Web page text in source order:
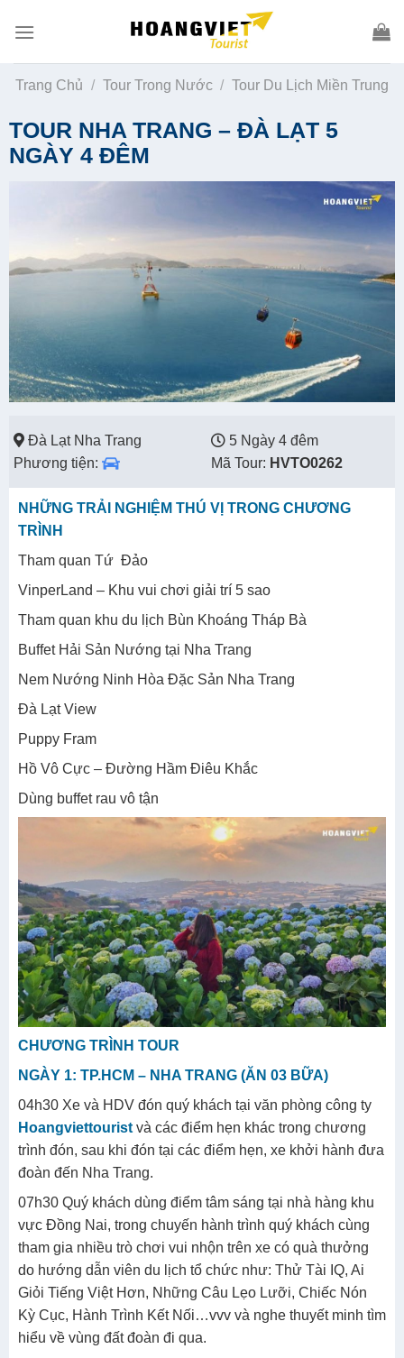
Trang Chủ / Tour Trong Nước / Tour Du Lịch Miền Trung
TOUR NHA TRANG – ĐÀ LẠT 5
NGÀY 4 ĐÊM
Đà Lạt Nha Trang
5 Ngày 4 đêm
Phương tiện:
Mã Tour: HVTO0262
NHỮNG TRẢI NGHIỆM THÚ VỊ TRONG CHƯƠNG
TRÌNH
Tham quan Tứ Đảo
VinperLand – Khu vui chơi giải trí 5 sao
Tham quan khu du lịch Bùn Khoáng Tháp Bà
Buffet Hải Sản Nướng tại Nha Trang
Nem Nướng Ninh Hòa Đặc Sản Nha Trang
Đà Lạt View
Puppy Fram
Hồ Vô Cực – Đường Hầm Điêu Khắc
Dùng buffet rau vô tận
CHƯƠNG TRÌNH TOUR
NGÀY 1: TP.HCM – NHA TRANG (ĂN 03 BỮA)
04h30 Xe và HDV đón quý khách tại văn phòng công ty
Hoangviettourist và các điểm hẹn khác trong chương
trình đón, sau khi đón tại các điểm hẹn, xe khởi hành đưa
đoàn đến Nha Trang.
07h30 Quý khách dùng điểm tâm sáng tại nhà hàng khu
vực Đồng Nai, trong chuyến hành trình quý khách cùng
tham gia nhiều trò chơi vui nhộn trên xe có quà thưởng
do hướng dẫn viên du lịch tổ chức như: Thử Tài IQ, Ai
Giỏi Tiếng Việt Hơn, Những Câu Lẹo Lưỡi, Chiếc Nón
Kỳ Cục, Hành Trình Kết Nối…vvv và nghe thuyết minh tìm
hiểu về vùng đất đoàn đi qua.